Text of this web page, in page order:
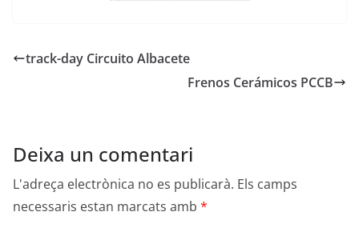
track-day Circuito Albacete
Frenos Cerámicos PCCB
Deixa un comentari
L'adreça electrònica no es publicarà. Els camps
necessaris estan marcats amb *